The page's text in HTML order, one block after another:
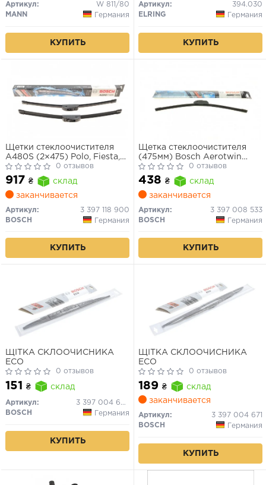
Артикул:
W 811/80
MANN
Германия
КУПИТЬ
Артикул:
394.030
ELRING
Германия
КУПИТЬ
Щетки стеклоочистителя
A480S (2×475) Polo, Fiesta,
Vectra B
0 отзывов
917 ₴
склад
заканчивается
Артикул:
3 397 118 900
BOSCH
Германия
КУПИТЬ
Щетка стеклоочистителя
(475мм) Bosch Aerotwin
Retro
0 отзывов
438 ₴
склад
заканчивается
Артикул:
3 397 008 533
BOSCH
Германия
КУПИТЬ
ЩІТКА СКЛООЧИСНИКА
ECO
0 отзывов
151 ₴ склад
Артикул:
3 397 004 669
BOSCH
Германия
КУПИТЬ
ЩІТКА СКЛООЧИСНИКА
ECO
0 отзывов
189 ₴
склад
заканчивается
Артикул:
3 397 004 671
BOSCH
Германия
КУПИТЬ